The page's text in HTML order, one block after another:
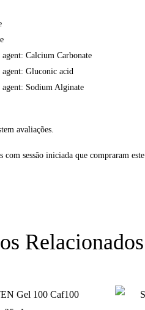
Calcium Carbonate
Gluconic acid
Sodium Alginate
avaliações.
com sessão iniciada que compraram
Relacionados